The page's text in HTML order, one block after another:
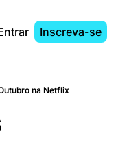
Inscreva-se
na Netflix